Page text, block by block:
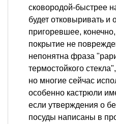
сковородой-быстрее
будет отковыривать и
пригоревшее,
покрытие не
непонятна фраза
термостойкого
но многие сейчас
особенно кастрюли
если утверждения о
посуды написаны в